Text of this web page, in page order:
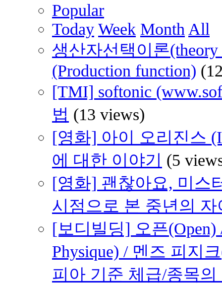
Popular
Today Week Month All
생산자선택이론(theory
(Production function)
[TMI] softonic
법 (13 views)
[영화] 아이 오리진스
에 대한 이야기
(5
[영화] 괜찮아요, 미스
시점으로 본 중년의 자
[보디빌딩] 오픈(Open)
Physique) / 멘즈 피지
피아 기준 체급/종목의